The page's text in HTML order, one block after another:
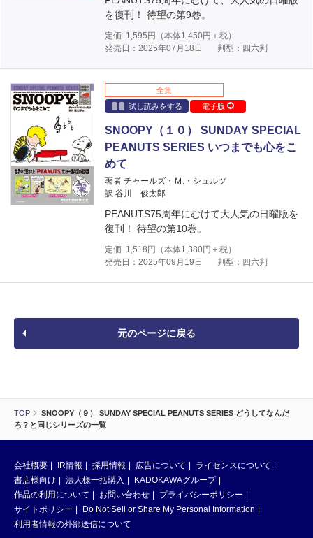
TOP
SNOOPY（９） SUNDAY SPECIAL PEANUTS SERIES どうしてなんだ
ろ？と同じシリーズの一覧
を復刊！ 待望の第9巻。
定価 1,595 円（本体1,450円＋税）
発売日：2025年07月18日
判型：四六判
全集
試し読みをする
電子版
SNOOPY（１０） SUNDAY SPECIAL
PEANUTS SERIES いつまでも心をこ
めて
著者 チャールズ・Ｍ.・シュルツ
訳 谷川 俊太郎
PEANUTS75周年にむけて大人気の日曜版を
復刊！ 待望の第10巻。
定価 1,518 円（本体1,380円＋税）
発売日：2025年09月19日
判型：四六判
元のページに戻る
会社概要 IR情報 採用情報 広告について
ライセンスについて
書店様向け
法人様一括購入
KADOKAWAグループ
作品の利用について
お問い合わせ
プライバシーポリシー
サイトポリシー
Do Not Sell or Share My Personal Information
利用者情報の外部送信について